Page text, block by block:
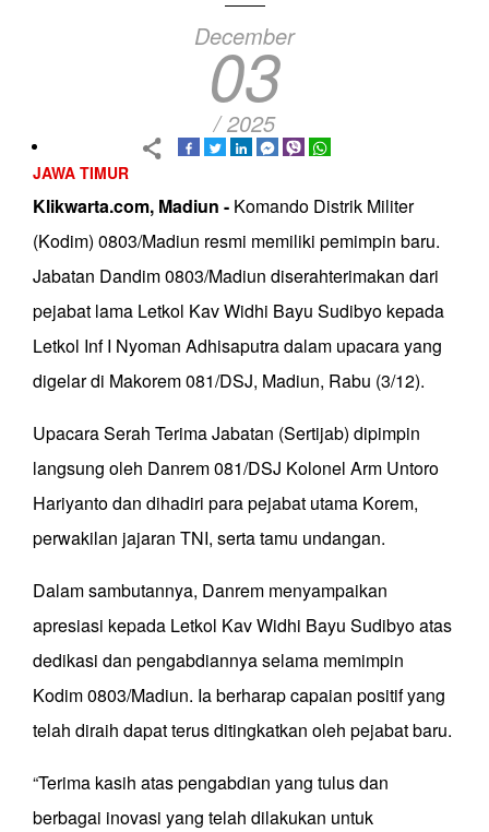
December
03
/ 2025
JAWA TIMUR
Klikwarta.com, Madiun - Komando Distrik Militer
(Kodim) 0803/Madiun resmi memiliki pemimpin baru.
Jabatan Dandim 0803/Madiun diserahterimakan dari
pejabat lama Letkol Kav Widhi Bayu Sudibyo kepada
Letkol Inf I Nyoman Adhisaputra dalam upacara yang
digelar di Makorem 081/DSJ, Madiun, Rabu (3/12).
Upacara Serah Terima Jabatan (Sertijab) dipimpin
langsung oleh Danrem 081/DSJ Kolonel Arm Untoro
Hariyanto dan dihadiri para pejabat utama Korem,
perwakilan jajaran TNI, serta tamu undangan.
Dalam sambutannya, Danrem menyampaikan
apresiasi kepada Letkol Kav Widhi Bayu Sudibyo atas
dedikasi dan pengabdiannya selama memimpin
Kodim 0803/Madiun. Ia berharap capaian positif yang
telah diraih dapat terus ditingkatkan oleh pejabat baru.
“Terima kasih atas pengabdian yang tulus dan
berbagai inovasi yang telah dilakukan untuk